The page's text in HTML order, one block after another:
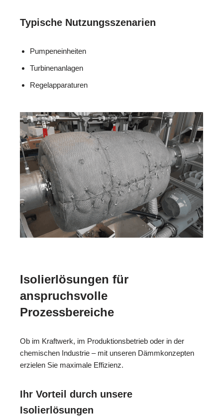
Typische Nutzungsszenarien
Pumpeneinheiten
Turbinenanlagen
Regelapparaturen
Isolierlösungen für
anspruchsvolle
Prozessbereiche
Ob im Kraftwerk, im Produktionsbetrieb oder in der
chemischen Industrie – mit unseren Dämmkonzepten
erzielen Sie maximale Effizienz.
Ihr Vorteil durch unsere
Isolierlösungen